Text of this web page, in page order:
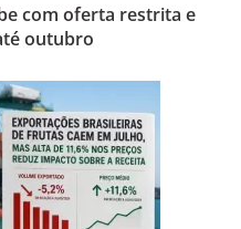
com oferta restrita e
outubro